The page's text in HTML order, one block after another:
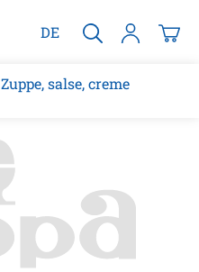
DE
Zuppe, salse, creme